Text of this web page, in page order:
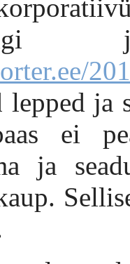
lepped
ei
ja